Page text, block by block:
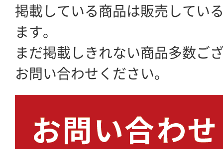
掲載している商品は販売してい
ます。
まだ掲載しきれない商品多数ご
お問い合わせください。